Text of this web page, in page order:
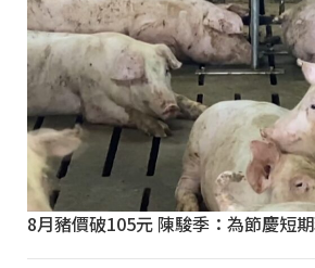
8月豬價破105元 陳駿季：為節慶短